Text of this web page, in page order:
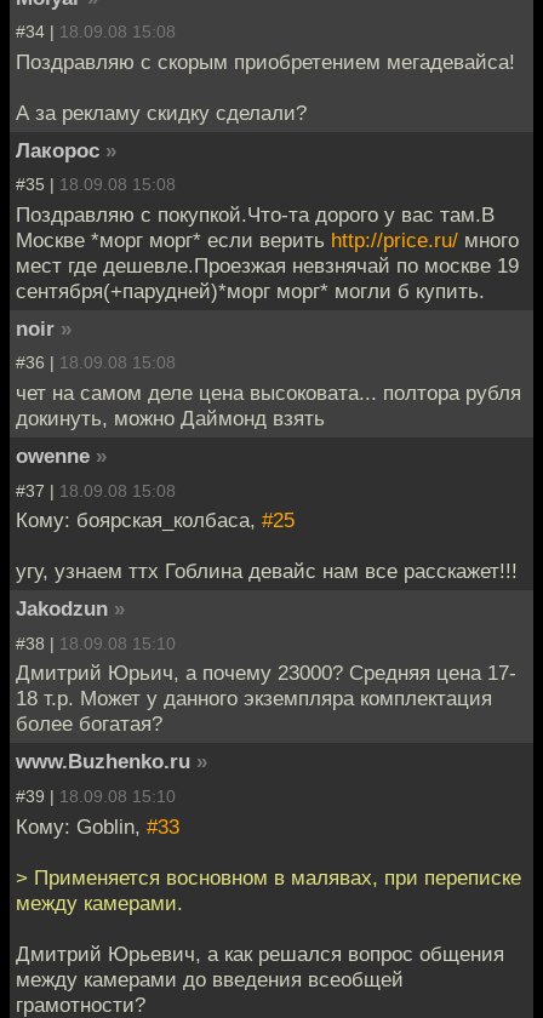
#34 | 18.09.08 15:08
Поздравляю с скорым приобретением мегадевайса!
А за рекламу скидку сделали?
Лакорос »
#35 | 18.09.08 15:08
Поздравляю с покупкой.Что-та дорого у вас там.В
Москве *морг морг* если верить http://price.ru/ много
мест где дешевле.Проезжая невзнячай по москве 19
сентября(+парудней)*морг морг* могли б купить.
noir »
#36 | 18.09.08 15:08
чет на самом деле цена высоковата... полтора рубля
докинуть, можно Даймонд взять
owenne »
#37 | 18.09.08 15:08
Кому: боярская_колбаса, #25
угу, узнаем ттх Гоблина девайс нам все расскажет!!!
Jakodzun »
#38 | 18.09.08 15:10
Дмитрий Юрьич, а почему 23000? Средняя цена 17-
18 т.р. Может у данного экземпляра комплектация
более богатая?
www.Buzhenko.ru »
#39 | 18.09.08 15:10
Кому: Goblin, #33
> Применяется восновном в малявах, при переписке
между камерами.
Дмитрий Юрьевич, а как решался вопрос общения
между камерами до введения всеобщей
грамотности?